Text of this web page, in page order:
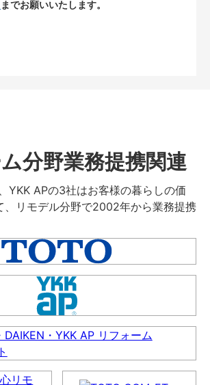
までお願いいたします。
分野業務提携関連
YKK APの3社はお客様の暮らしの価
、リモデル分野で2002年から業務提携